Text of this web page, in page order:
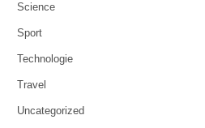
Science
Sport
Technologie
Travel
Uncategorized